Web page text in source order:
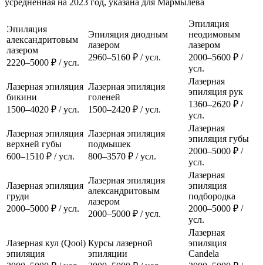
усредненная на 2023 год, указана для Мармылева
Эпиляция
александритовым
лазером
2220–5000 ₽ / усл.
Эпиляция диодным
лазером
2960–5160 ₽ / усл.
Эпиляция
неодимовым
лазером
2000–5600 ₽ /
усл.
Лазерная эпиляция
бикини
1500–4020 ₽ / усл.
Лазерная эпиляция
голеней
1500–2420 ₽ / усл.
Лазерная
эпиляция рук
1360–2620 ₽ /
усл.
Лазерная эпиляция
верхней губы
600–1510 ₽ / усл.
Лазерная эпиляция
подмышек
800–3570 ₽ / усл.
Лазерная
эпиляция губы
2000–5000 ₽ /
усл.
Лазерная эпиляция
груди
2000–5000 ₽ / усл.
Лазерная эпиляция
александритовым
лазером
2000–5000 ₽ / усл.
Лазерная
эпиляция
подбородка
2000–5000 ₽ /
усл.
Лазерная кул (Qool)
эпиляция
Курсы лазерной
эпиляции
Лазерная
эпиляция
Candela